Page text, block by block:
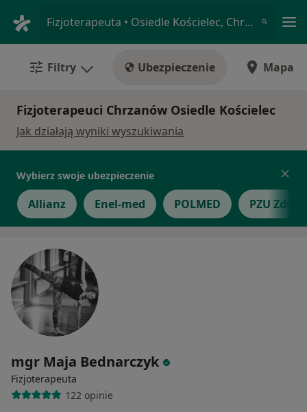
Fizjoterapeuta • Osiedle Kościelec, Chrzanów, małopolskie
Filtry Ubezpieczenie Mapa
Fizjoterapeuci Chrzanów Osiedle Kościelec
Jak działają wyniki wyszukiwania
Wybierz swoje ubezpieczenie
Allianz Enel-med POLMED PZU
mgr Maja Bednarczyk
Fizjoterapeuta
122 opinie